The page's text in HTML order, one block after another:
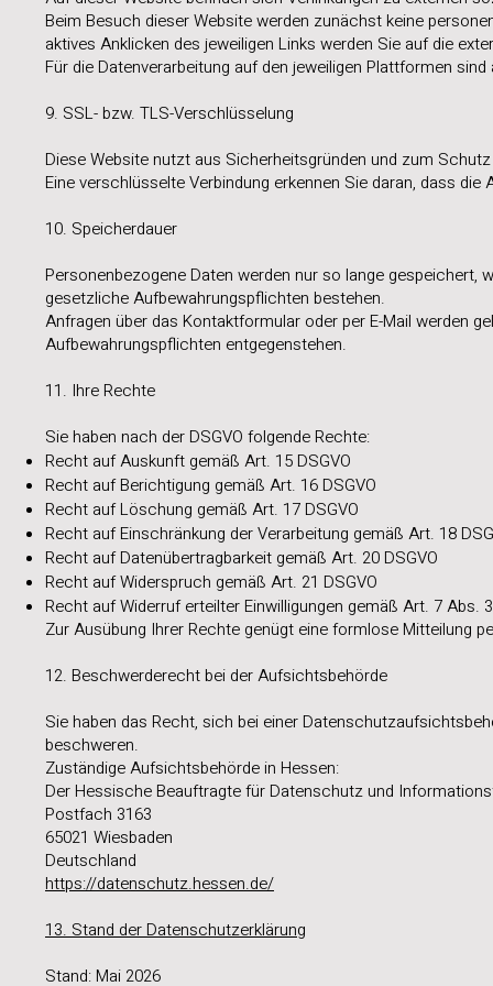
Beim Besuch dieser Website werden zunächst keine
aktives Anklicken des jeweiligen Links werden Sie auf die
Für die Datenverarbeitung auf den jeweiligen Plattformen
9. SSL- bzw. TLS-Verschlüsselung
Diese Website nutzt aus Sicherheitsgründen und zum
Eine verschlüsselte Verbindung erkennen Sie daran, dass
10. Speicherdauer
Personenbezogene Daten werden nur so lange
gesetzliche Aufbewahrungspflichten bestehen.
Anfragen über das Kontaktformular oder per E-Mail werden
Aufbewahrungspflichten entgegenstehen.
11. Ihre Rechte
Sie haben nach der DSGVO folgende Rechte:
Recht auf Auskunft gemäß Art. 15 DSGVO
Recht auf Berichtigung gemäß Art. 16 DSGVO
Recht auf Löschung gemäß Art. 17 DSGVO
Recht auf Einschränkung der Verarbeitung gemäß Art. 18
Recht auf Datenübertragbarkeit gemäß Art. 20 DSGVO
Recht auf Widerspruch gemäß Art. 21 DSGVO
Recht auf Widerruf erteilter Einwilligungen gemäß Art. 7 Abs.
Zur Ausübung Ihrer Rechte genügt eine formlose Mitteilung
12. Beschwerderecht bei der Aufsichtsbehörde
Sie haben das Recht, sich bei einer
beschweren.
Zuständige Aufsichtsbehörde in Hessen:
Der Hessische Beauftragte für Datenschutz und
Postfach 3163
65021 Wiesbaden
Deutschland
https://datenschutz.hessen.de/
13. Stand der Datenschutzerklärung
Stand: Mai 2026